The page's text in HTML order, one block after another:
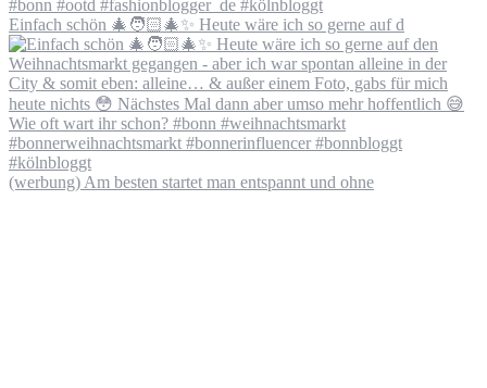
Einfach schön 🎄🧑🏻‍🎄✨ Heute wäre ich so gerne auf d
(werbung) Am besten startet man entspannt und ohne